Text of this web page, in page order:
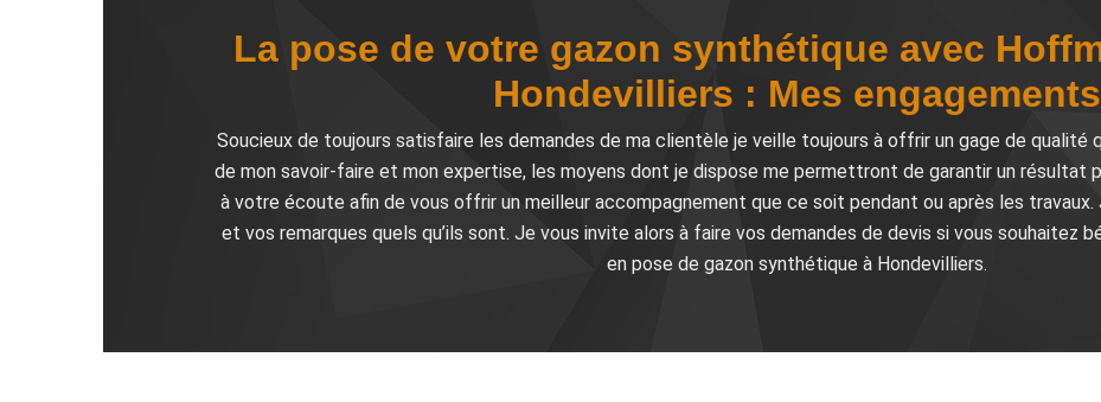
La pose de votre gazon synthétique avec
Hondevilliers : Mes engagements
Soucieux de toujours satisfaire les demandes de ma clientèle je veille toujours à offrir un gage de qualité
de mon savoir-faire et mon expertise, les moyens dont je dispose me permettront de garantir un résultat
à votre écoute afin de vous offrir un meilleur accompagnement que ce soit pendant ou après les
et vos remarques quels qu’ils sont. Je vous invite alors à faire vos demandes de devis si vous souhaitez
en pose de gazon synthétique à Hondevilliers.